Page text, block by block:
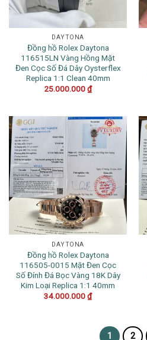
DAYTONA
Đồng hồ Rolex Daytona
116515LN Vàng Hồng Mặt
Đen Cọc Số Đá Dây Oysterflex
Replica 1:1 Clean 40mm
25.000.000₫
DAYTONA
Đồng hồ Rolex Daytona
116505-0015 Mặt Đen Cọc
Số Đính Đá Bọc Vàng 18K Dây
Kim Loại Replica 1:1 40mm
34.000.000₫
1 2